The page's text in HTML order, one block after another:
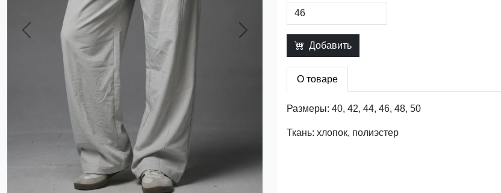
Previous Next
Добавить
О товаре
Размеры: 40, 42, 44, 46, 48, 50
Ткань: хлопок, полиэстер